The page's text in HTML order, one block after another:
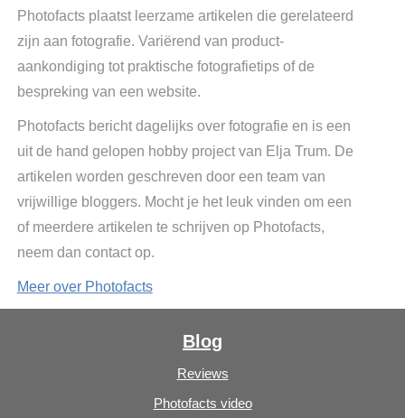
Photofacts plaatst leerzame artikelen die gerelateerd
zijn aan fotografie. Variërend van product-
aankondiging tot praktische fotografietips of de
bespreking van een website.
Photofacts bericht dagelijks over fotografie en is een
uit de hand gelopen hobby project van Elja Trum. De
artikelen worden geschreven door een team van
vrijwillige bloggers. Mocht je het leuk vinden om een
of meerdere artikelen te schrijven op Photofacts,
neem dan contact op.
Meer over Photofacts
Blog
Reviews
Photofacts video